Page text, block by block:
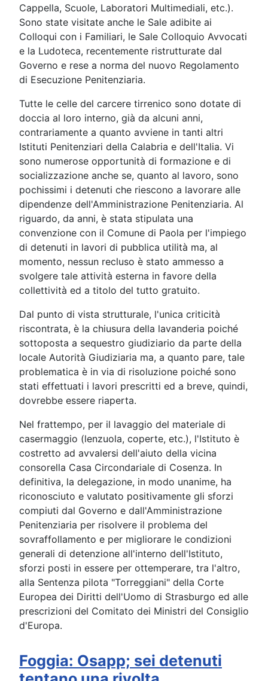
Cappella, Scuole, Laboratori Multimediali, etc.).
Sono state visitate anche le Sale adibite ai
Colloqui con i Familiari, le Sale Colloquio Avvocati
e la Ludoteca, recentemente ristrutturate dal
Governo e rese a norma del nuovo Regolamento
di Esecuzione Penitenziaria.
Tutte le celle del carcere tirrenico sono dotate di
doccia al loro interno, già da alcuni anni,
contrariamente a quanto avviene in tanti altri
Istituti Penitenziari della Calabria e dell'Italia. Vi
sono numerose opportunità di formazione e di
socializzazione anche se, quanto al lavoro, sono
pochissimi i detenuti che riescono a lavorare alle
dipendenze dell'Amministrazione Penitenziaria. Al
riguardo, da anni, è stata stipulata una
convenzione con il Comune di Paola per l'impiego
di detenuti in lavori di pubblica utilità ma, al
momento, nessun recluso è stato ammesso a
svolgere tale attività esterna in favore della
collettività ed a titolo del tutto gratuito.
Dal punto di vista strutturale, l'unica criticità
riscontrata, è la chiusura della lavanderia poiché
sottoposta a sequestro giudiziario da parte della
locale Autorità Giudiziaria ma, a quanto pare, tale
problematica è in via di risoluzione poiché sono
stati effettuati i lavori prescritti ed a breve, quindi,
dovrebbe essere riaperta.
Nel frattempo, per il lavaggio del materiale di
casermaggio (lenzuola, coperte, etc.), l'Istituto è
costretto ad avvalersi dell'aiuto della vicina
consorella Casa Circondariale di Cosenza. In
definitiva, la delegazione, in modo unanime, ha
riconosciuto e valutato positivamente gli sforzi
compiuti dal Governo e dall'Amministrazione
Penitenziaria per risolvere il problema del
sovraffollamento e per migliorare le condizioni
generali di detenzione all'interno dell'Istituto,
sforzi posti in essere per ottemperare, tra l'altro,
alla Sentenza pilota "Torreggiani" della Corte
Europea dei Diritti dell'Uomo di Strasburgo ed alle
prescrizioni del Comitato dei Ministri del Consiglio
d'Europa.
Foggia: Osapp; sei detenuti